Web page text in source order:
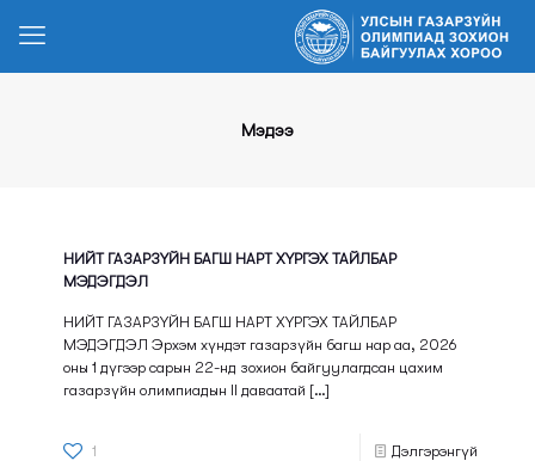
Мэдээ
НИЙТ ГАЗАРЗҮЙН БАГШ НАРТ ХҮРГЭХ ТАЙЛБАР
МЭДЭГДЭЛ
НИЙТ ГАЗАРЗҮЙН БАГШ НАРТ ХҮРГЭХ ТАЙЛБАР
МЭДЭГДЭЛ Эрхэм хүндэт газарзүйн багш нар аа, 2026
оны 1 дүгээр сарын 22-нд зохион байгуулагдсан цахим
газарзүйн олимпиадын II даваатай […]
1 Дэлгэрэнгүй